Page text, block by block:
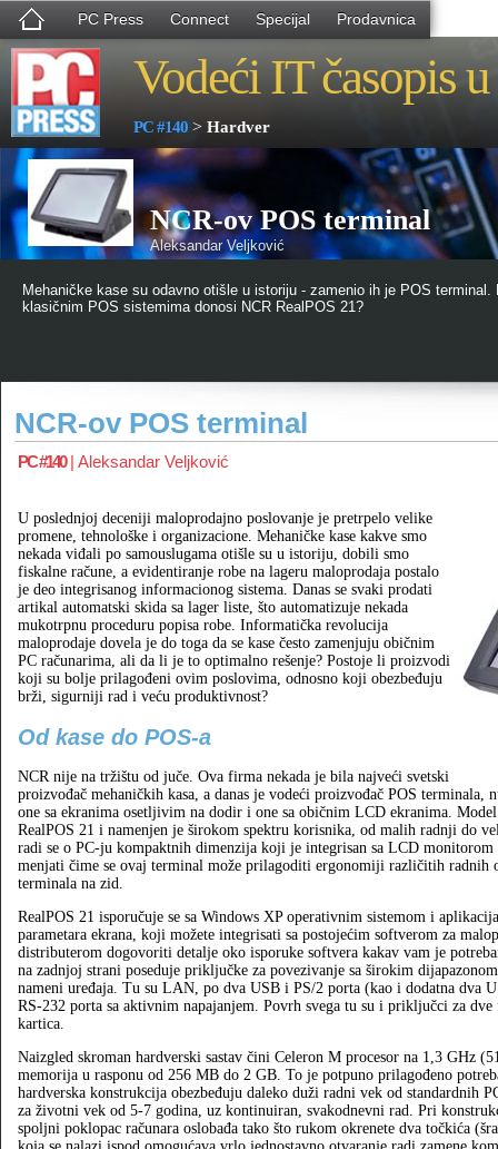
PC Press Connect Specijal Prodavnica
Vodeći IT časopis
PC #140 > Hardver
NCR-ov POS terminal
Aleksandar Veljković
Mehaničke kase su odavno otišle u istoriju - zamenio ih je POS terminal.
klasičnim POS sistemima donosi NCR RealPOS 21?
NCR-ov POS terminal
PC #140| Aleksandar Veljković
U poslednjoj deceniji maloprodajno poslovanje je pretrpelo velike
promene, tehnološke i organizacione. Mehaničke kase kakve smo
nekada viđali po samouslugama otišle su u istoriju, dobili smo
fiskalne račune, a evidentiranje robe na lageru maloprodaja postalo
je deo integrisanog informacionog sistema. Danas se svaki prodati
artikal automatski skida sa lager liste, što automatizuje nekada
mukotrpnu proceduru popisa robe. Informatička revolucija
maloprodaje dovela je do toga da se kase često zamenjuju običnim
PC računarima, ali da li je to optimalno rešenje? Postoje li proizvodi
koji su bolje prilagođeni ovim poslovima, odnosno koji obezbeđuju
brži, sigurniji rad i veću produktivnost?
Od kase do POS‑a
NCR nije na tržištu od juče. Ova firma nekada je bila najveći svetski
proizvođač mehaničkih kasa, a danas je vodeći proizvođač POS
one sa ekranima osetljivim na dodir i one sa običnim LCD ekranima.
RealPOS 21 i namenjen je širokom spektru korisnika, od malih radnji do
radi se o PC‑ju kompaktnih dimenzija koji je integrisan sa LCD
menjati čime se ovaj terminal može prilagoditi ergonomiji različitih radnih
terminala na zid.
RealPOS 21 isporučuje se sa Windows XP operativnim sistemom i
parametara ekrana, koji možete integrisati sa postojećim softverom za
distributerom dogovoriti detalje oko isporuke softvera kakav vam je
na zadnjoj strani poseduje priključke za povezivanje sa širokim
nameni uređaja. Tu su LAN, po dva USB i PS/2 porta (kao i dodatna dva
RS‑232 porta sa aktivnim napajanjem. Povrh svega tu su i priključci za
kartica.
Naizgled skroman hardverski sastav čini Celeron M procesor na 1,3 GHz
memorija u rasponu od 256 MB do 2 GB. To je potpuno prilagođeno
hardverska konstrukcija obezbeđuju daleko duži radni vek od standardnih
za životni vek od 5‑7 godina, uz kontinuiran, svakodnevni rad. Pri
spoljni poklopac računara oslobađa tako što rukom okrenete dva točkića